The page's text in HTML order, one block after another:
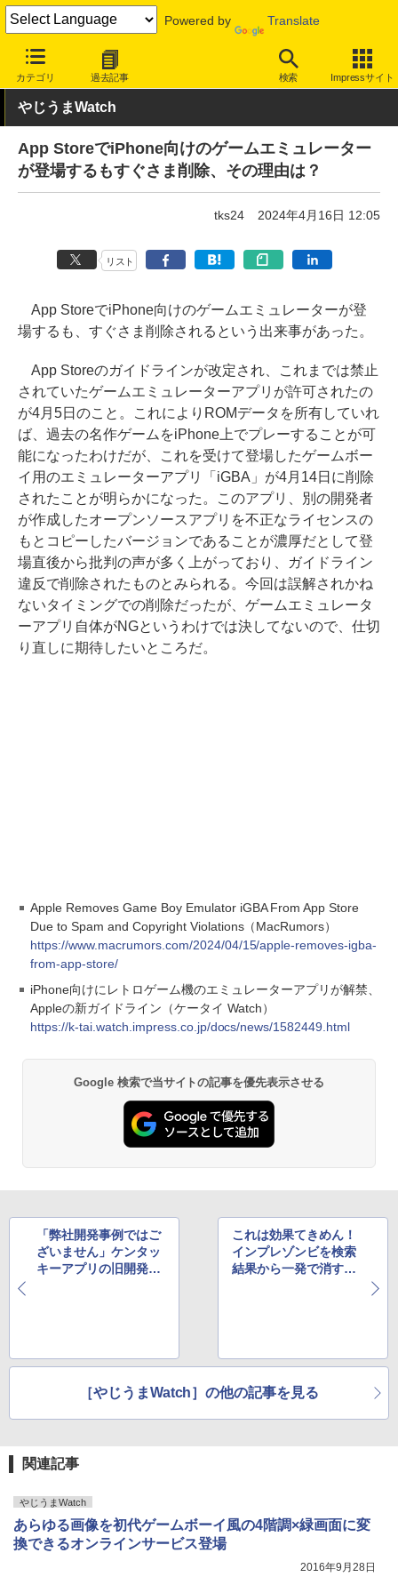
Powered by Translate
カテゴリ 過去記事 検索 Impressサイト
INTERNET Watch トピック
やじうまWatch
App StoreでiPhone向けのゲームエミュレーター
が登場するもすぐさま削除、その理由は？
tks24 2024年4月16日 12:05
リスト
App StoreでiPhone向けのゲームエミュレーターが登
場するも、すぐさま削除されるという出来事があった。
App Storeのガイドラインが改定され、これまでは禁止
されていたゲームエミュレーターアプリが許可されたの
が4月5日のこと。これによりROMデータを所有していれ
ば、過去の名作ゲームをiPhone上でプレーすることが可
能になったわけだが、これを受けて登場したゲームボー
イ用のエミュレーターアプリ「iGBA」が4月14日に削除
されたことが明らかになった。このアプリ、別の開発者
が作成したオープンソースアプリを不正なライセンスの
もとコピーしたバージョンであることが濃厚だとして登
場直後から批判の声が多く上がっており、ガイドライン
違反で削除されたものとみられる。今回は誤解されかね
ないタイミングでの削除だったが、ゲームエミュレータ
ーアプリ自体がNGというわけでは決してないので、仕切
り直しに期待したいところだ。
Apple Removes Game Boy Emulator iGBA From App Store
Due to Spam and Copyright Violations（MacRumors）
https://www.macrumors.com/2024/04/15/apple-removes-igba-
from-app-store/
iPhone向けにレトロゲーム機のエミュレーターアプリが解禁、
Appleの新ガイドライン（ケータイ Watch）
https://k-tai.watch.impress.co.jp/docs/news/1582449.html
Google 検索で当サイトの記事を優先表示させる
「弊社開発事例ではご
ざいません」ケンタッ
キーアプリの旧開発
これは効果てきめん！
インプレゾンビを検索
結果から一発で消す方
［やじうまWatch］の他の記事を見る
関連記事
やじうまWatch
あらゆる画像を初代ゲームボーイ風の4階調×緑画面に変
換できるオンラインサービス登場
2016年9月28日